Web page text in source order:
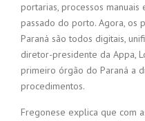
portarias, processos
passado do porto. Agora, os
Paraná são todos digitais,
diretor-presidente da Appa,
primeiro órgão do Paraná a
procedimentos.
Fregonese explica que com